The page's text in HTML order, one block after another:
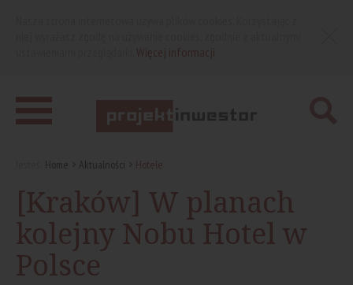
Home Aktualności Hotele
[Kraków] W planach
kolejny Nobu Hotel w
Polsce